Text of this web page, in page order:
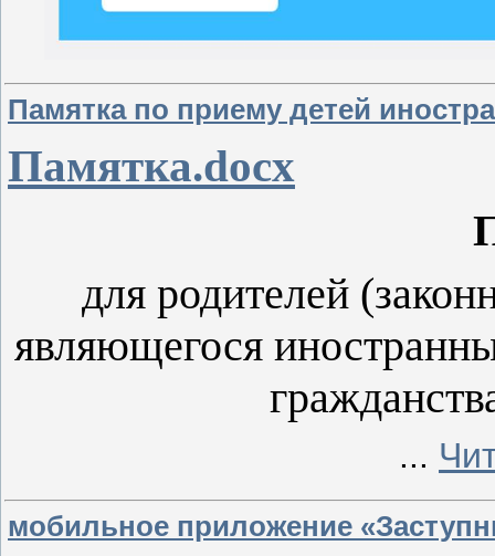
Памятка по приему детей
Памятка.docx
для родителей
являющегося
...
мобильное приложение